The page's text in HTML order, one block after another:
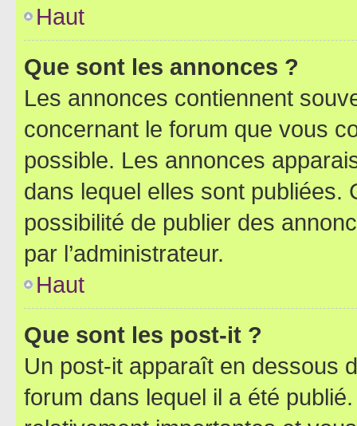
Haut
Que sont les annonces ?
Les annonces contiennent
concernant le forum que vous
possible. Les annonces
dans lequel elles sont publiées.
possibilité de publier des
par l’administrateur.
Haut
Que sont les post-it ?
Un post-it apparaît en dessous
forum dans lequel il a été